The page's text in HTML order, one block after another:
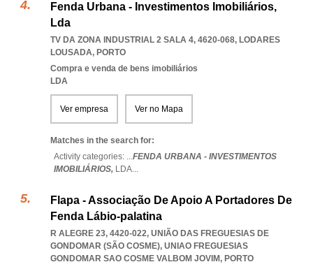
Fenda Urbana - Investimentos Imobiliários,
Lda
TV DA ZONA INDUSTRIAL 2 SALA 4, 4620-068, LODARES
LOUSADA, PORTO
Compra e venda de bens imobiliários
LDA
Ver empresa Ver no Mapa
Matches in the search for:
Activity categories: ...FENDA URBANA - INVESTIMENTOS
IMOBILIÁRIOS, LDA...
Flapa - Associação De Apoio A Portadores De
Fenda Lábio-palatina
R ALEGRE 23, 4420-022, UNIÃO DAS FREGUESIAS DE
GONDOMAR (SÃO COSME), UNIAO FREGUESIAS
GONDOMAR SAO COSME VALBOM JOVIM, PORTO